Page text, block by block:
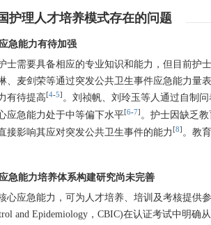
护理人才培养模式存在的问题
急能力有待加强
士需要具备相应的专业知识和能力，但目前护
、麦剑荣等通过突发公共卫生事件应急能力量
有待提高[4-5] 。刘祯帆、刘玲玉等人通过自制
应急能力处于中等偏下水平[6-7] 。护士因缺乏
接影响其应对突发公共卫生事件的能力 [8] 。教
急能力培养体系构建研究尚未完善
心应急能力，可为人才培养、培训及考核提供
and Epidemiology，CBIC)在认证考试中明